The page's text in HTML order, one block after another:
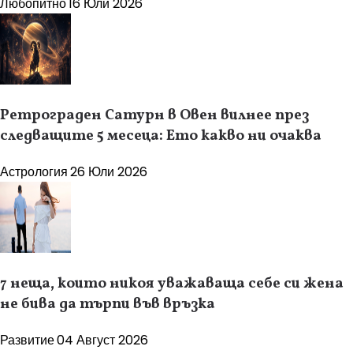
Любопитно16 Юли 2026
Ретрограден Сатурн в Овен вилнее през
следващите 5 месеца: Ето какво ни очаква
Астрология26 Юли 2026
7 неща, които никоя уважаваща себе си жена
не бива да търпи във връзка
Развитие04 Август 2026